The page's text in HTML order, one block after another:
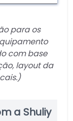
para os
com base
layout da
a Shuliy